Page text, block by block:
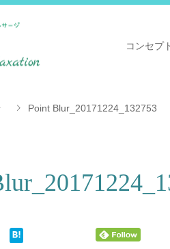
コンセプ
Point Blur_20171224_132753